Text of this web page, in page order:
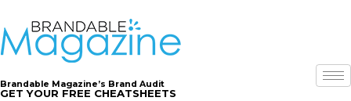
Brandable Magazine’s Brand Audit
GET YOUR FREE CHEATSHEETS